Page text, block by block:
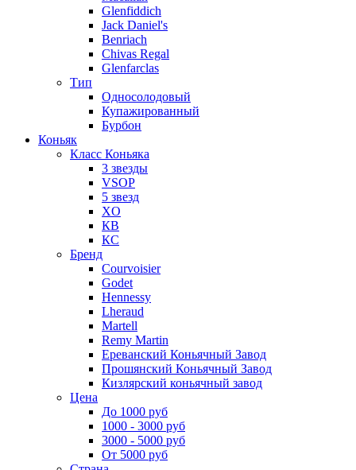
Glenfiddich
Jack Daniel's
Benriach
Chivas Regal
Glenfarclas
Тип
Односолодовый
Купажированный
Бурбон
Коньяк
Класс Коньяка
3 звезды
VSOP
5 звезд
XO
КВ
КС
Бренд
Courvoisier
Godet
Hennessy
Lheraud
Martell
Remy Martin
Ереванский Коньячный Завод
Прошянский Коньячный Завод
Кизлярский коньячный завод
Цена
До 1000 руб
1000 - 3000 руб
3000 - 5000 руб
От 5000 руб